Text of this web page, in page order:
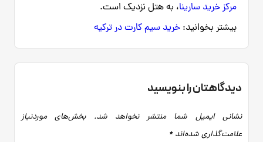
مرکز خرید سارینا، به هتل نزدیک است.
بیشتر بخوانید: خرید سیم کارت در ترکیه
دیدگاهتان را بنویسید
نشانی ایمیل شما منتشر نخواهد شد.
بخش‌های موردنیاز
علامت‌گذاری شده‌اند*